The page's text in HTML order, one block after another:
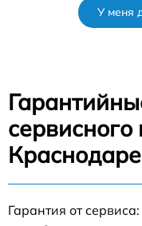
У меня
сервисного
Краснодаре
Гарантия от